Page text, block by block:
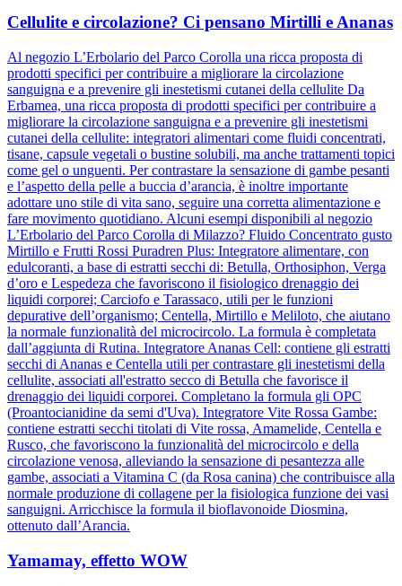
Cellulite e circolazione? Ci pensano Mirtilli e Ananas
Al negozio L’Erbolario del Parco Corolla una ricca proposta di
prodotti specifici per contribuire a migliorare la circolazione
sanguigna e a prevenire gli inestetismi cutanei della cellulite Da
Erbamea, una ricca proposta di prodotti specifici per contribuire a
migliorare la circolazione sanguigna e a prevenire gli inestetismi
cutanei della cellulite: integratori alimentari come fluidi concentrati,
tisane, capsule vegetali o bustine solubili, ma anche trattamenti topici
come gel o unguenti. Per contrastare la sensazione di gambe pesanti
e l’aspetto della pelle a buccia d’arancia, è inoltre importante
adottare uno stile di vita sano, seguire una corretta alimentazione e
fare movimento quotidiano. Alcuni esempi disponibili al negozio
L’Erbolario del Parco Corolla di Milazzo? Fluido Concentrato gusto
Mirtillo e Frutti Rossi Puradren Plus: Integratore alimentare, con
edulcoranti, a base di estratti secchi di: Betulla, Orthosiphon, Verga
d’oro e Lespedeza che favoriscono il fisiologico drenaggio dei
liquidi corporei; Carciofo e Tarassaco, utili per le funzioni
depurative dell’organismo; Centella, Mirtillo e Meliloto, che aiutano
la normale funzionalità del microcircolo. La formula è completata
dall’aggiunta di Rutina. Integratore Ananas Cell: contiene gli estratti
secchi di Ananas e Centella utili per contrastare gli inestetismi della
cellulite, associati all'estratto secco di Betulla che favorisce il
drenaggio dei liquidi corporei. Completano la formula gli OPC
(Proantocianidine da semi d'Uva). Integratore Vite Rossa Gambe:
contiene estratti secchi titolati di Vite rossa, Amamelide, Centella e
Rusco, che favoriscono la funzionalità del microcircolo e della
circolazione venosa, alleviando la sensazione di pesantezza alle
gambe, associati a Vitamina C (da Rosa canina) che contribuisce alla
normale produzione di collagene per la fisiologica funzione dei vasi
sanguigni. Arricchisce la formula il bioflavonoide Diosmina,
ottenuto dall’Arancia.
Yamamay, effetto WOW